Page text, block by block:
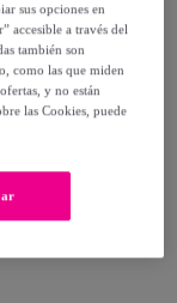
sus opciones en
accesible a través del
también son
como las que miden
y no están
las Cookies, puede